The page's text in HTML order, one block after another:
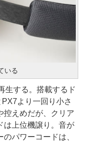
いる
生する。搭載するド
より一回り小さ
控えめだが、クリア
は上位機譲り。音が
パワーコードは、